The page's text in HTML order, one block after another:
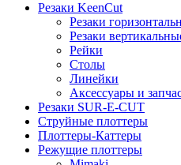
Резаки KeenCut
Резаки
Резаки
Рейки
Столы
Линейки
Аксессуары и
Резаки SUR-E-CUT
Струйные плоттеры
Плоттеры-Каттеры
Режущие плоттеры